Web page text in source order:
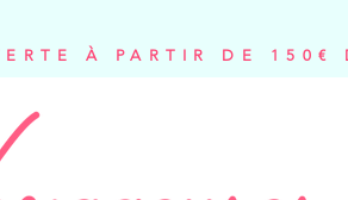
À PARTIR DE 150€